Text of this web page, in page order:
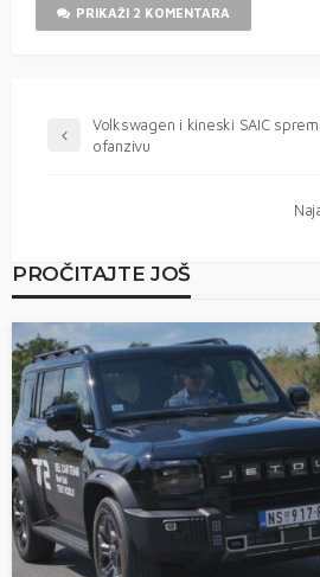
PRIKAŽI 2 KOMENTARA
Volkswagen i kineski SAIC
ofanzivu
PROČITAJTE JOŠ